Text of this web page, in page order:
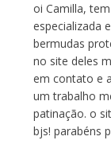
oi Camilla,
especializada
bermudas
no site deles
em contato e
um trabalho
patinação. o
bjs! parabéns